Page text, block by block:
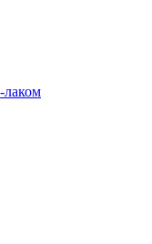
лаком